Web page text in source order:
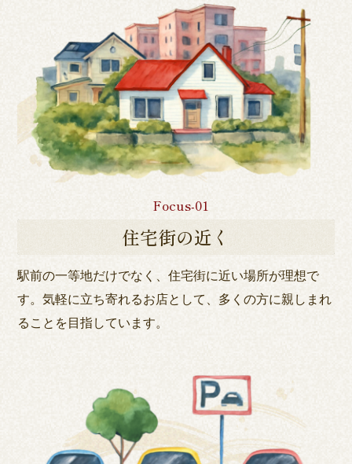
Focus-01
住宅街の近く
駅前の一等地だけでなく、住宅街に近い場所が理想で
す。気軽に立ち寄れるお店として、多くの方に親しまれ
ること を目指しています。